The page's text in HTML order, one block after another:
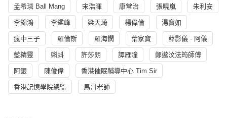
孟希璘 Ball Mang 宋浩暉 康常治 張曉嵐 朱利安
李錦鴻 李鑑峰 梁天琦 楊偉倫 湯寳如
瘋中三子 羅倫斯 羅海憫 葉家寶 薛影儀 - 阿儀
藍精靈 蝌蚪 許莎朗 譚雁瞳 鄭遨汶法筠師傅
阿銀 陳俊偉 香港催眠輔導中心 Tim Sir
香港記憶學院總監 馬哥老師